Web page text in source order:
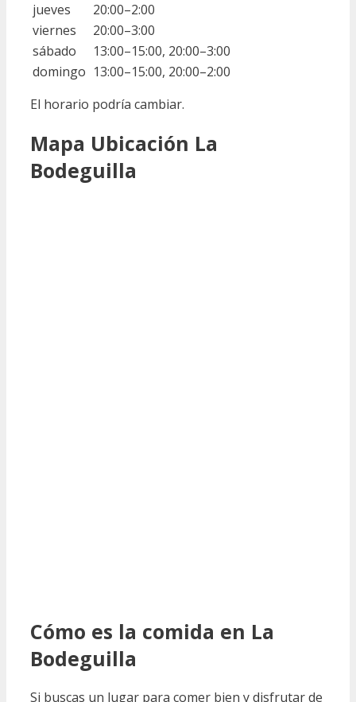
jueves
20:00–2:00
viernes
20:00–3:00
sábado
13:00–15:00, 20:00–3:00
domingo 13:00–15:00, 20:00–2:00
El horario podría cambiar.
Mapa Ubicación La
Bodeguilla
Cómo es la comida en La
Bodeguilla
Si buscas un lugar para comer bien y disfrutar de